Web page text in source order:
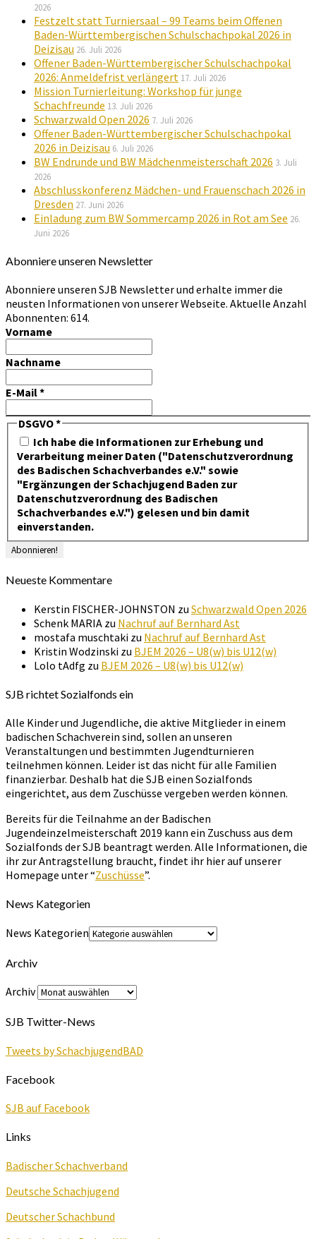
2026
Festzelt statt Turniersaal – 99 Teams beim Offenen
Baden-Württembergischen Schulschachpokal 2026 in
Deizisau 26. Juli 2026
Offener Baden-Württembergischer Schulschachpokal
2026: Anmeldefrist verlängert 17. Juli 2026
Mission Turnierleitung: Workshop für junge
Schachfreunde 13. Juli 2026
Schwarzwald Open 2026 7. Juli 2026
Offener Baden-Württembergischer Schulschachpokal
2026 in Deizisau 6. Juli 2026
BW Endrunde und BW Mädchenmeisterschaft 2026 3. Juli
2026
Abschlusskonferenz Mädchen- und Frauenschach 2026 in
Dresden 27. Juni 2026
Einladung zum BW Sommercamp 2026 in Rot am See 26.
Juni 2026
Abonniere unseren Newsletter
Abonniere unseren SJB Newsletter und erhalte immer die
neusten Informationen von unserer Webseite. Aktuelle Anzahl
Abonnenten: 614.
Vorname
Nachname
E-Mail*
DSGVO*
Ich habe die Informationen zur Erhebung und
Verarbeitung meiner Daten ("Datenschutzverordnung
des Badischen Schachverbandes e.V." sowie
"Ergänzungen der Schachjugend Baden zur
Datenschutzverordnung des Badischen
Schachverbandes e.V.") gelesen und bin damit
einverstanden.
Neueste Kommentare
Kerstin FISCHER-JOHNSTON zu Schwarzwald Open 2026
Schenk MARIA zu Nachruf auf Bernhard Ast
mostafa muschtaki zu Nachruf auf Bernhard Ast
Kristin Wodzinski zu BJEM 2026 – U8(w) bis U12(w)
Lolo tAdfg zu BJEM 2026 – U8(w) bis U12(w)
SJB richtet Sozialfonds ein
Alle Kinder und Jugendliche, die aktive Mitglieder in einem
badischen Schachverein sind, sollen an unseren
Veranstaltungen und bestimmten Jugendturnieren
teilnehmen können. Leider ist das nicht für alle Familien
finanzierbar. Deshalb hat die SJB einen Sozialfonds
eingerichtet, aus dem Zuschüsse vergeben werden können.
Bereits für die Teilnahme an der Badischen
Jugendeinzelmeisterschaft 2019 kann ein Zuschuss aus dem
Sozialfonds der SJB beantragt werden. Alle Informationen, die
ihr zur Antragstellung braucht, findet ihr hier auf unserer
Homepage unter “Zuschüsse”.
News Kategorien
News Kategorien
Archiv
Archiv
SJB Twitter-News
Tweets by SchachjugendBAD
Facebook
SJB auf Facebook
Links
Badischer Schachverband
Deutsche Schachjugend
Deutscher Schachbund